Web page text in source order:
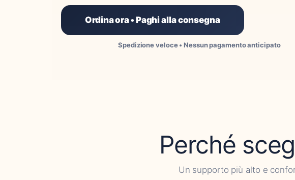
Ordina ora • Paghi alla consegna
Spedizione veloce • Nessun pagamento anticipato
Perché
Un supporto più alto e